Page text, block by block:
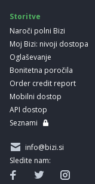
Storitve
Naroči polni Bizi
Moj Bizi: nivoji dostopa
Oglaševanje
Bonitetna poročila
Order credit report
Mobilni dostop
API dostop
Seznami
info@bizi.si
Sledite nam: